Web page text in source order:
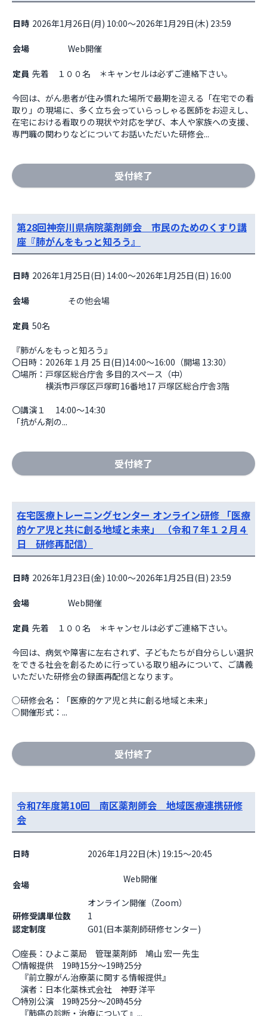
日時 2026年1月26日(月) 10:00～2026年1月29日(木) 23:59
会場
定員 先着 １００名 ＊キャンセルは必ずご連絡下さい。
今回は、がん患者が住み慣れた場所で最期を迎える「在宅での看
取り」の現場に、多く立ち会っていらっしゃる医師をお迎えし、
在宅における看取りの現状や対応を学び、本人や家族への支援、
専門職の関わりなどについてお話いただいた研修会...
受付終了
第28回神奈川県病院薬剤師会 市民のためのくすり講
座『肺がんをもっと知ろう』
日時 2026年1月25日(日) 14:00～2026年1月25日(日) 16:00
会場
定員 50名
『肺がんをもっと知ろう』
〇日時：2026年１月 25 日(日)14:00～16:00（開場 13:30）
〇場所：戸塚区総合庁舎 多目的スペース（中）
横浜市戸塚区戸塚町16番地17 戸塚区総合庁舎3階
〇講演１　 14:00～14:30
「抗がん剤の...
受付終了
在宅医療トレーニングセンター オンライン研修 「医療
的ケア児と共に創る地域と未来」 （令和７年１２月４
日 研修再配信）
日時 2026年1月23日(金) 10:00～2026年1月25日(日) 23:59
会場
定員 先着 １００名 ＊キャンセルは必ずご連絡下さい。
今回は、病気や障害に左右されず、子どもたちが自分らしい選択
をできる社会を創るために行っている取り組みについて、ご講義
いただいた研修会の録画再配信となります。
○研修会名：「医療的ケア児と共に創る地域と未来」
○開催形式：...
受付終了
令和7年度第10回 南区薬剤師会 地域医療連携研修
会
日時 2026年1月22日(木) 19:15～20:45
会場
オンライン開催（Zoom）
研修受講単位数
1
認定制度
G01(日本薬剤師研修センター)
〇座長：ひよこ薬局　管理薬剤師　鳩山 宏一 先生
〇情報提供　19時15分～19時25分
『前立腺がん治療薬に関する情報提供』
演者：日本化薬株式会社　神野 洋平
〇特別公演　19時25分～20時45分
『肺癌の診断・治療について』...